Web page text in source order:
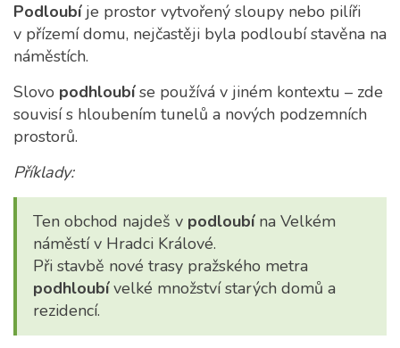
Podloubíje prostor vytvořený sloupy nebo pilíři
v přízemí domu, nejčastěji byla podloubí stavěna na
náměstích.
Slovo podhloubíse používá v jiném kontextu – zde
souvisí s hloubením tunelů a nových podzemních
prostorů.
Příklady:
Ten obchod najdeš v podloubí na Velkém
náměstí v Hradci Králové.
Při stavbě nové trasy pražského metra
podhloubívelké množství starých domů a
rezidencí.